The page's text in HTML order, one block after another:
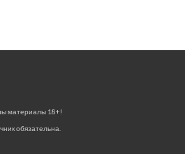
материалы 18+!
обязательна.